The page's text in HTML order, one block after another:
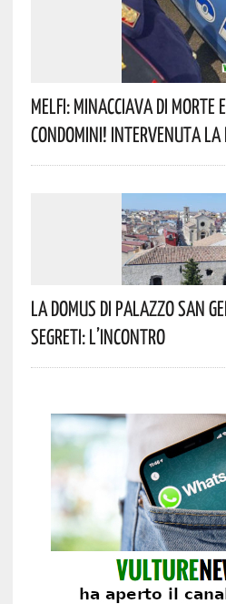
Melfi: Minacciava Di Morte
Condomini! Intervenuta
La Domus Di Palazzo San
Segreti: L’incontro